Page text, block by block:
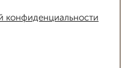
конфиденциальности